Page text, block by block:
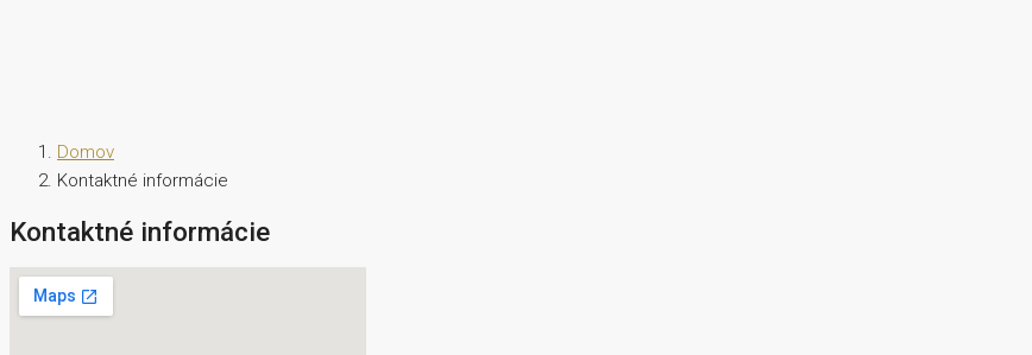
Domov
Kontaktné informácie
Kontaktné informácie